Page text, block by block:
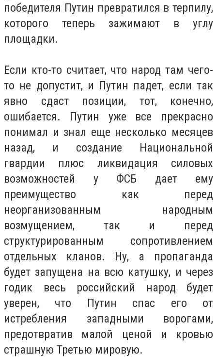
победителя Путин превратился в терпилу,
которого теперь зажимают в углу
площадки.
Если кто-то считает, что народ там чего-
то не допустит, и Путин падет, если так
явно сдаст позиции, тот, конечно,
ошибается. Путин уже все прекрасно
понимал и знал еще несколько месяцев
назад, и создание Национальной
гвардии плюс ликвидация силовых
возможностей у ФСБ дает ему
преимущество как перед
неорганизованным народным
возмущением, так и перед
структурированным сопротивлением
отдельных кланов. Ну, а пропаганда
будет запущена на всю катушку, и через
годик весь российский народ будет
уверен, что Путин спас его от
истребления западными ворогами,
предотвратив малой ценой и кровью
страшную Третью мировую.